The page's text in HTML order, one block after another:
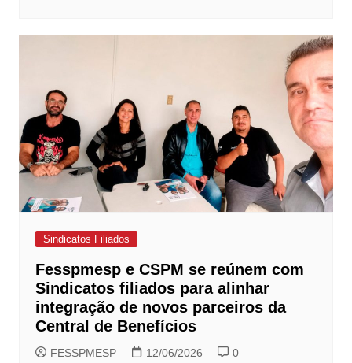
Sindicatos Filiados
Fesspmesp e CSPM se reúnem com
Sindicatos filiados para alinhar
integração de novos parceiros da
Central de Benefícios
FESSPMESP 12/06/2026 0